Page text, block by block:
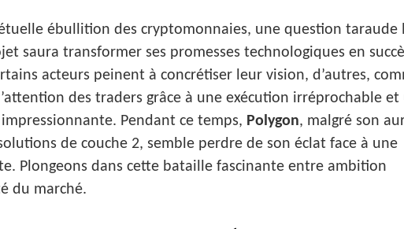
ébullition des cryptomonnaies, une question taraude
saura transformer ses promesses technologiques en
acteurs peinent à concrétiser leur vision, d’autres,
des traders grâce à une exécution irréprochable et
Pendant ce temps, Polygon, malgré son
de couche 2, semble perdre de son éclat face à une
Plongeons dans cette bataille fascinante entre ambition
du marché.